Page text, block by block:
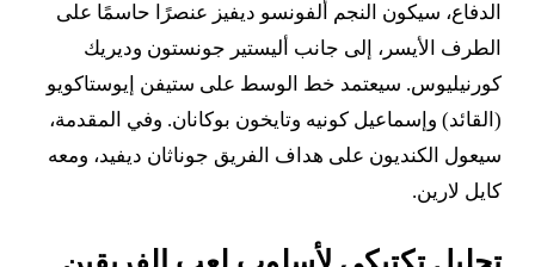
الدفاع، سيكون النجم ألفونسو ديفيز عنصرًا حاسمًا على
الطرف الأيسر، إلى جانب أليستير جونستون وديريك
كورنيليوس. سيعتمد خط الوسط على ستيفن إيوستاكويو
(القائد) وإسماعيل كونيه وتايخون بوكانان. وفي المقدمة،
سيعول الكنديون على هداف الفريق جوناثان ديفيد، ومعه
كايل لارين.